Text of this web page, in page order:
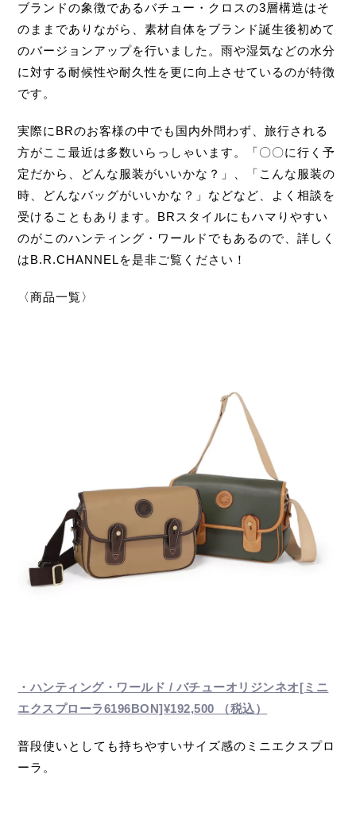
ブランドの象徴であるバチュー・クロスの3層構造はそ
のままでありながら、素材自体をブランド誕生後初めて
のバージョンアップを行いました。雨や湿気などの水分
に対する耐候性や耐久性を更に向上させているのが特徴
です。
実際にBRのお客様の中でも国内外問わず、旅行される
方がここ最近は多数いらっしゃいます。「〇〇に行く予
定だから、どんな服装がいいかな？」、「こんな服装の
時、どんなバッグがいいかな？」などなど、よく相談を
受けることもあります。BRスタイルにもハマりやすい
のがこのハンティング・ワールドでもあるので、詳しく
はB.R.CHANNELを是非ご覧ください！
〈商品一覧〉
・ハンティング・ワールド / バチューオリジンネオ[ミニ
エクスプローラ6196BON]¥192,500 （税込）
普段使いとしても持ちやすいサイズ感のミニエクスプロ
ーラ。